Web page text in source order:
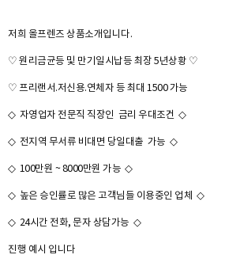
저희 올프렌즈 상품소개입니다.
♡ 원리금균등 및 만기일시납등 최장 5년상황 ♡
♡ 프리랜서.저신용.연체자 등 최대 1500 가능
◇ 자영업자 전문직 직장인 금리 우대조건 ◇
◇ 전지역 무서류 비대면 당일대출 가능 ◇
◇ 100만원 ~ 8000만원 가능 ◇
◇ 높은 승인률로 많은 고객님들 이용중인 업체 ◇
◇ 24시간 전화, 문자 상담가능 ◇
진행 예시 입니다